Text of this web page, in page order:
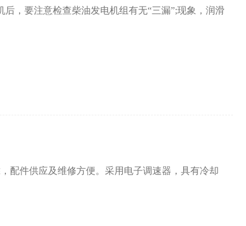
要注意检查柴油发电机组有无“三漏”;现象，润滑
配件供应及维修方便。采用电子调速器，具有冷却